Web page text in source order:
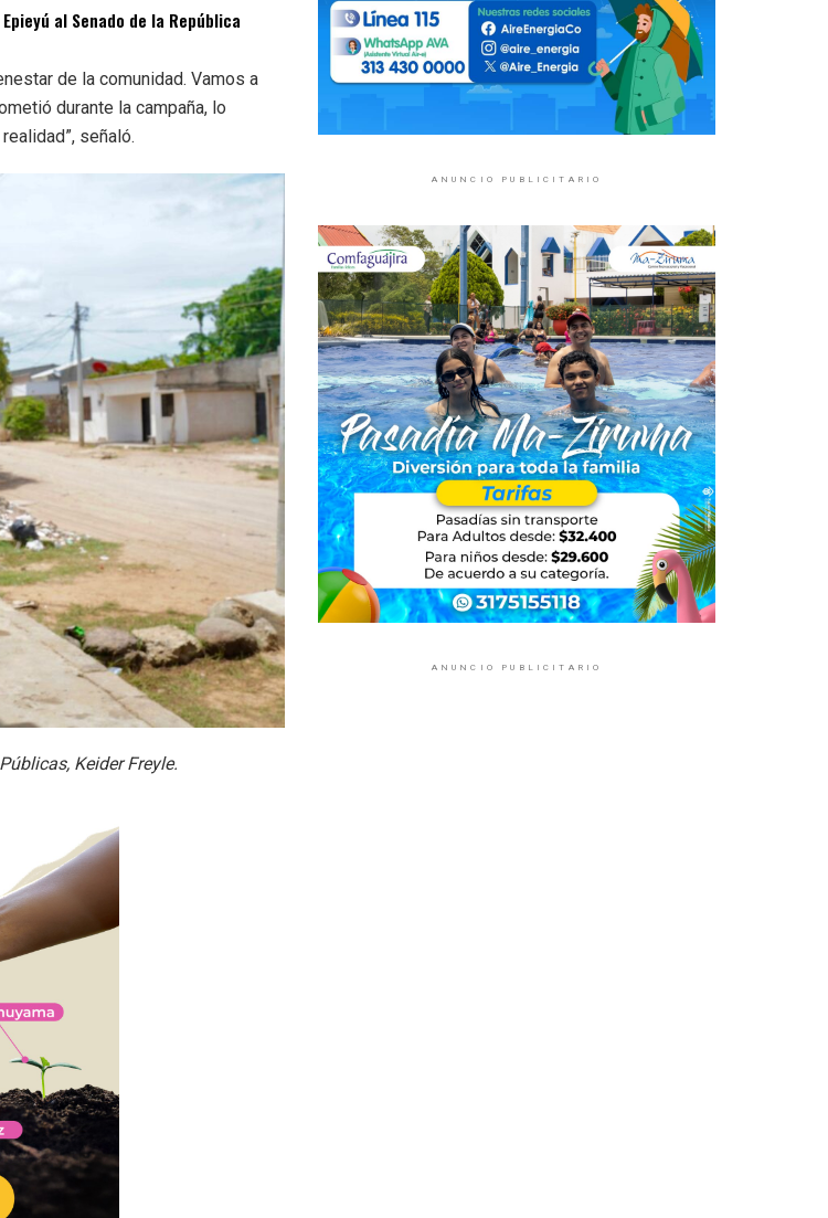
al Senado de la República
de la comunidad. Vamos a
durante la campaña, lo
señaló.
Keider Freyle.
ANUNCIO PUBLICITARIO
ANUNCIO PUBLICITARIO